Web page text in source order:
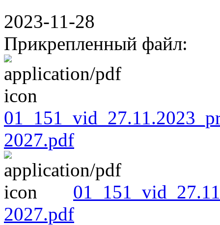
2023-11-28
Прикрепленный файл:
2027.pdf
2027.pdf